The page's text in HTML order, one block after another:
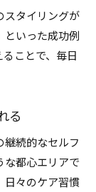
スタイリングが
いった成功例
ことで、毎日
る
継続的なセルフ
な都心エリアで
日々のケア習慣